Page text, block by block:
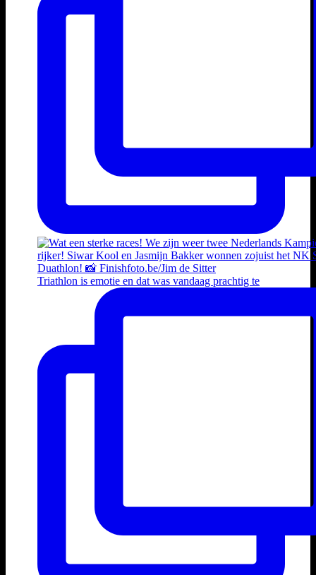
Triathlon is emotie en dat was vandaag prachtig te